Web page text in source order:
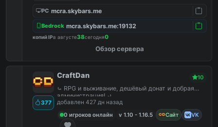
PC mcra.skybars.me
Bedrock mcra.skybars.me:19132
копий IPв августе38сегодня0
Обзор сервера
377
CraftDan 10
⤿ RPG и выживание, дешёвый донат и добрая
администрация! ⤾
добавлен 427 дн назад
0 игроков онлайн
v 1.10 - 1.16.5 Сайт VK